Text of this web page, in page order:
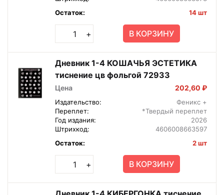
Остаток:
14 шт
+ В КОРЗИНУ
Дневник 1-4 КОШАЧЬЯ ЭСТЕТИКА
тиснение цв фольгой 72933
Цена 202,60 ₽
Издательство:
Феникс +
Переплет:
*Твердый переплет
Год издания:
2026
Штрихкод:
4606008663597
Остаток:
2 шт
+ В КОРЗИНУ